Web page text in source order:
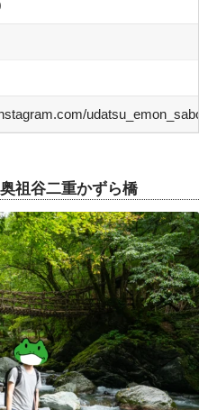
udatsu_emon_sabou/
祖谷二重かずら橋